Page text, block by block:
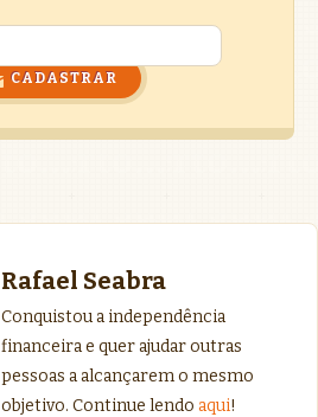
Rafael Seabra
Conquistou a independência
financeira e quer ajudar outras
pessoas a alcançarem o mesmo
objetivo. Continue lendo aqui!